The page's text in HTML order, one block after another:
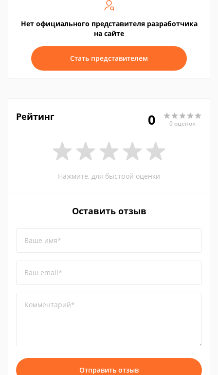
Нет официального представителя разработчика
на сайте
Стать представителем
Рейтинг 0 0 оценок
Нажмите, для быстрой оценки
Оставить отзыв
Ваше имя*
Ваш email*
Комментарий*
Отправить отзыв